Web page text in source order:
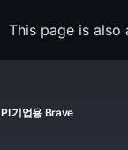
This page is also
기업용 Brave